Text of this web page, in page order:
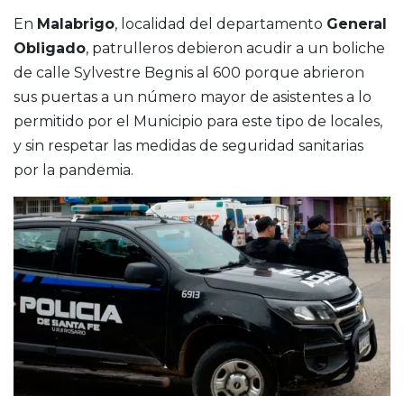
En Malabrigo, localidad del departamento General
Obligado, patrulleros debieron acudir a un boliche
de calle Sylvestre Begnis al 600 porque abrieron
sus puertas a un número mayor de asistentes a lo
permitido por el Municipio para este tipo de locales,
y sin respetar las medidas de seguridad sanitarias
por la pandemia.